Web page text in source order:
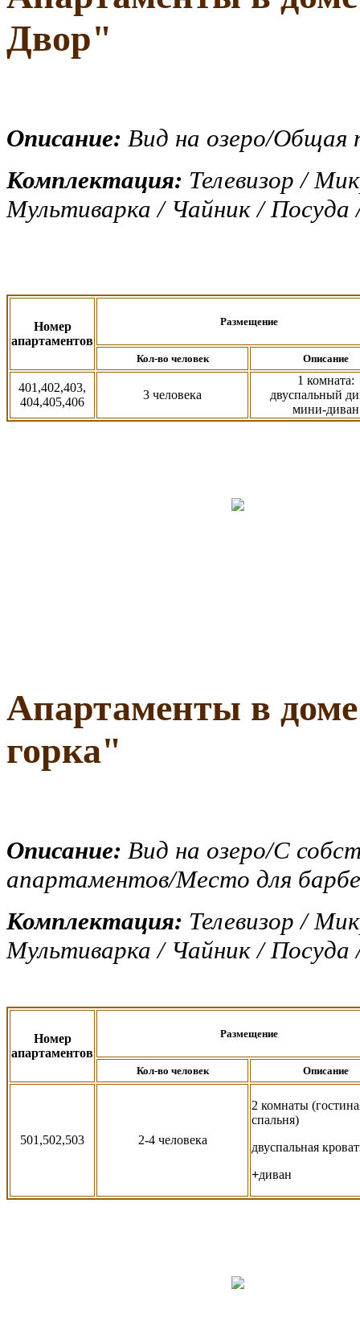
Двор"
Описание: Вид на озеро/Общая
Комплектация: Телевизор /
Мультиварка / Чайник / Посуда
Номер
апартаментов
Размещение
Кол-во человек Описание
401,402,403,
404,405,406
3 человека
1 комната:
двуспальный
мини-диван
Апартаменты в
горка"
Описание: Вид на озеро/С
апартаментов/Место для
Комплектация: Телевизор /
Мультиварка / Чайник / Посуда
Номер
апартаментов
Размещение
Кол-во человек Описание
501,502,503 2-4 человека
2 комнаты
спальня)
двуспальная
+диван